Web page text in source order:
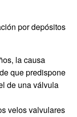
por depósitos
la causa
que predispone
de una válvula
velos valvulares